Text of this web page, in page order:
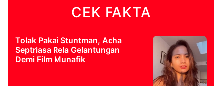
CEK FAKTA
Tolak Pakai Stuntman, Acha
Septriasa Rela Gelantungan
Demi Film Munafik